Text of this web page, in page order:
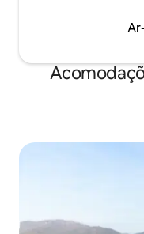
cafeteira, ferro de
máquina de lavar,
sabonete líquido,